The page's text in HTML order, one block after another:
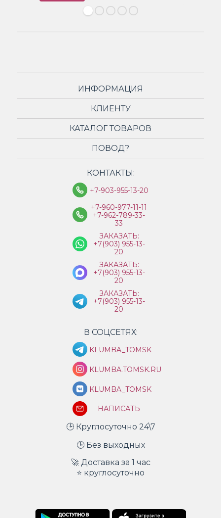
ИНФОРМАЦИЯ
КЛИЕНТУ
КАТАЛОГ ТОВАРОВ
ПОВОД?
КОНТАКТЫ:
+7-903-955-13-20
+7-960-977-11-11
+7-962-789-33-
33
ЗАКАЗАТЬ:
+7(903) 955-13-
20
ЗАКАЗАТЬ:
+7(903) 955-13-
20
ЗАКАЗАТЬ:
+7(903) 955-13-
20
В СОЦСЕТЯХ:
KLUMBA_TOMSK
KLUMBA.TOMSK.RU
KLUMBA_TOMSK
НАПИСАТЬ
🕒 Круглосуточно 24\7
🕒 Без выходных
🚀 Доставка за 1 час
⭐ круглосуточно